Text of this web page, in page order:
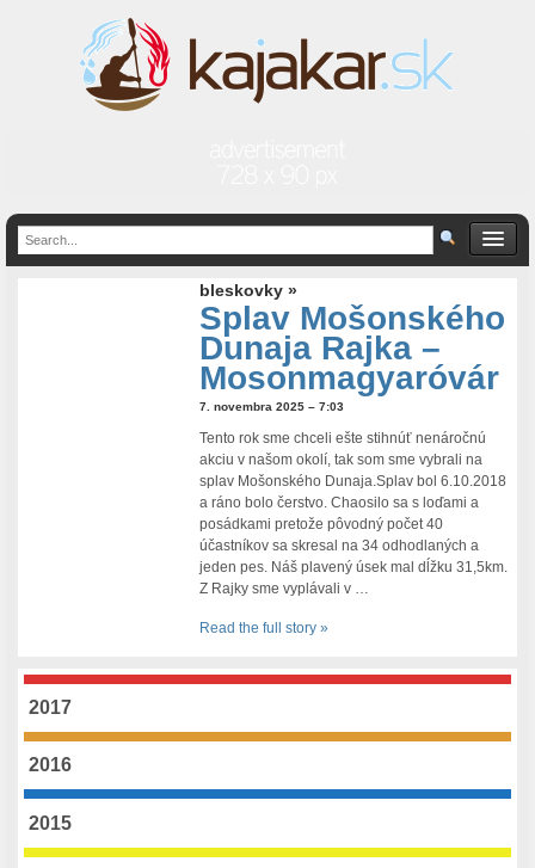
bleskovky »
Splav Mošonského
Dunaja Rajka –
Mosonmagyaróvár
7. novembra 2025 – 7:03
Tento rok sme chceli ešte stihnúť nenáročnú
akciu v našom okolí, tak som sme vybrali na
splav Mošonského Dunaja.Splav bol 6.10.2018
a ráno bolo čerstvo. Chaosilo sa s loďami a
posádkami pretože pôvodný počet 40
účastníkov sa skresal na 34 odhodlaných a
jeden pes. Náš plavený úsek mal dĺžku 31,5km.
Z Rajky sme vyplávali v …
Read the full story »
2017
2016
2015